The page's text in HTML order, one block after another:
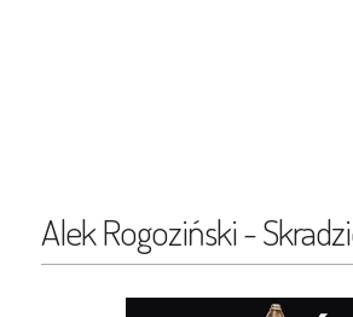
Alek Rogoziński -